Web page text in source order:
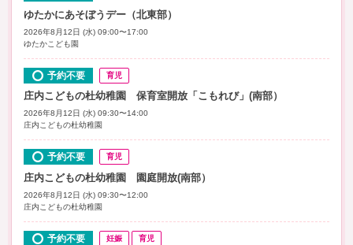
ゆたかにあそぼうデー（北東部）
2026年8月12日 (水) 09:00〜17:00
ゆたかこども園
予約不要 育児
庄内こどもの杜幼稚園 保育室開放「こもれび」(南部）
2026年8月12日 (水) 09:30〜14:00
庄内こどもの杜幼稚園
予約不要 育児
庄内こどもの杜幼稚園 園庭開放(南部）
2026年8月12日 (水) 09:30〜12:00
庄内こどもの杜幼稚園
予約不要 妊娠 育児